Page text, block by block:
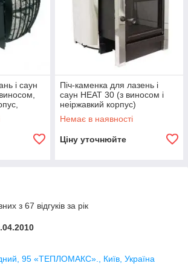
і саун
Піч-каменка для лазень і
саун HEAT 30 (з виносом і
неіржавкий корпус)
Немає в наявності
Ціну уточнюйте
з 67 відгуків за рік
95 «ТЕПЛОМАКС»., Київ, Україна